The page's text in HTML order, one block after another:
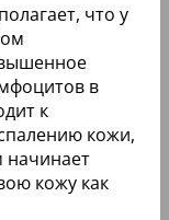
что у
в
к
кожи,
начинает
кожу как